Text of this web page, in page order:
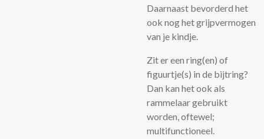
Daarnaast bevorderd het
ook nog het grijpvermogen
van je kindje.
Zit er een ring(en) of
figuurtje(s) in de bijtring?
Dan kan het ook als
rammelaar gebruikt
worden, oftewel;
multifunctioneel.